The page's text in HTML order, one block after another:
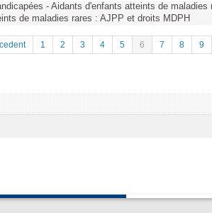
- Aidants d'enfants atteints de
de maladies rares : AJPP et droits MDPH
1 2 3 4 5 6 7 8 9